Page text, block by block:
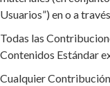
Usuarios”) en o a
Todas las
Contenidos Estándar
Cualquier